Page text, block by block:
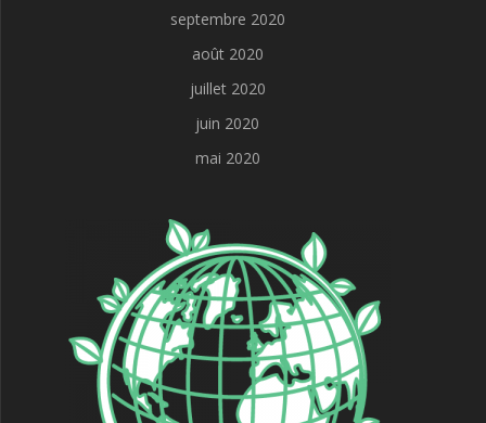
septembre 2020
août 2020
juillet 2020
juin 2020
mai 2020